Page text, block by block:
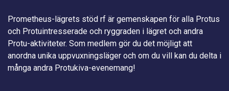
Prometheus-lägrets stöd rf är gemenskapen för alla Protus
och Protuintresserade och ryggraden i lägret och andra
Protu-aktiviteter. Som medlem gör du det möjligt att
anordna unika uppvuxningsläger och om du vill kan du delta i
många andra Protukiva-evenemang!